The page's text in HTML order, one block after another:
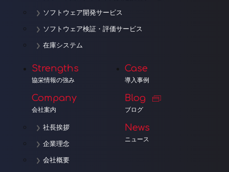
ソフトウェア開発サービス
ソフトウェア検証・評価サービス
在庫システム
Strengths
協栄情報の強み
Company
会社案内
社長挨拶
企業理念
会社概要
Case
導入事例
Blog
ブログ
News
ニュース